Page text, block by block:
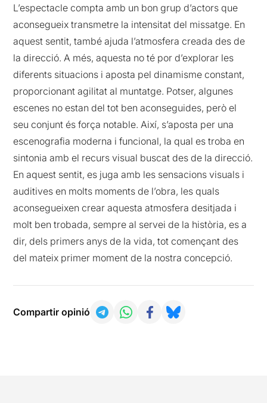
L’espectacle compta amb un bon grup d’actors que
aconsegueix transmetre la intensitat del missatge. En
aquest sentit, també ajuda l’atmosfera creada des de
la direcció. A més, aquesta no té por d’explorar les
diferents situacions i aposta pel dinamisme constant,
proporcionant agilitat al muntatge. Potser, algunes
escenes no estan del tot ben aconseguides, però el
seu conjunt és força notable. Així, s’aposta per una
escenografia moderna i funcional, la qual es troba en
sintonia amb el recurs visual buscat des de la direcció.
En aquest sentit, es juga amb les sensacions visuals i
auditives en molts moments de l’obra, les quals
aconsegueixen crear aquesta atmosfera desitjada i
molt ben trobada, sempre al servei de la història, es a
dir, dels primers anys de la vida, tot començant des
del mateix primer moment de la nostra concepció.
Compartir opinió